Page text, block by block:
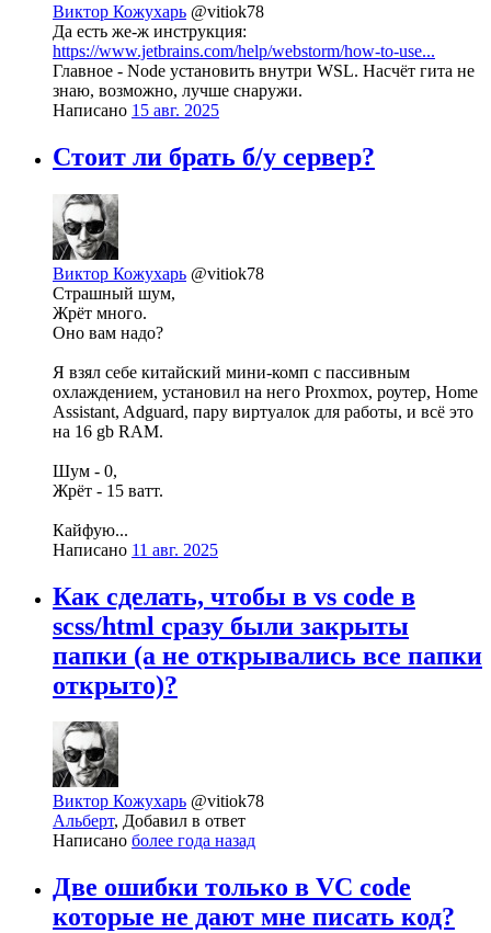
Виктор Кожухарь @vitiok78
Да есть же-ж инструкция:
https://www.jetbrains.com/help/webstorm/how-to-use...
Главное - Node установить внутри WSL. Насчёт гита не
знаю, возможно, лучше снаружи.
Написано 15 авг. 2025
Стоит ли брать б/у сервер?
Виктор Кожухарь @vitiok78
Страшный шум,
Жрёт много.
Оно вам надо?
Я взял себе китайский мини-комп с пассивным
охлаждением, установил на него Proxmox, роутер, Home
Assistant, Adguard, пару виртуалок для работы, и всё это
на 16 gb RAM.
Шум - 0,
Жрёт - 15 ватт.
Кайфую...
Написано 11 авг. 2025
Как сделать, чтобы в vs code в
scss/html сразу были закрыты
папки (а не открывались все папки
открыто)?
Виктор Кожухарь @vitiok78
Альберт, Добавил в ответ
Написано более года назад
Две ошибки только в VC code
которые не дают мне писать код?